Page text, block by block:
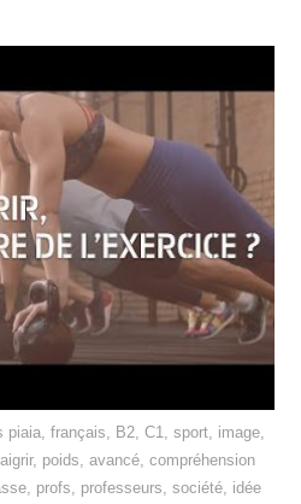
français, B2, C1, sport, image,
poids, avancé, compréhension
profs, professeurs, société, idée